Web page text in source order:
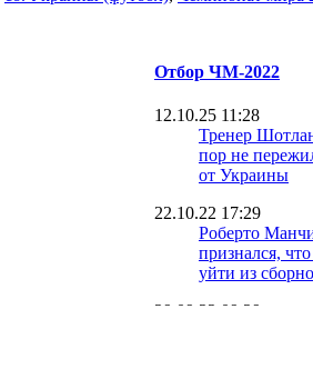
Отбор ЧМ-2022
12.10.25 11:28
Тренер
пор не
от Украины
22.10.22 17:29
Роберто
признался,
уйти из
29.09.22 09:29